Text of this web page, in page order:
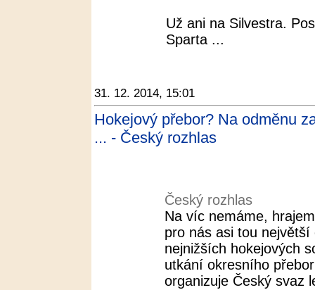
Už ani na Silvestra.
Sparta ...
31. 12. 2014, 15:01
Hokejový přebor? Na odměnu
... - Český rozhlas
Český rozhlas
Na víc nemáme,
pro nás asi tou
nejnižších hokejových
utkání okresního
organizuje Český svaz